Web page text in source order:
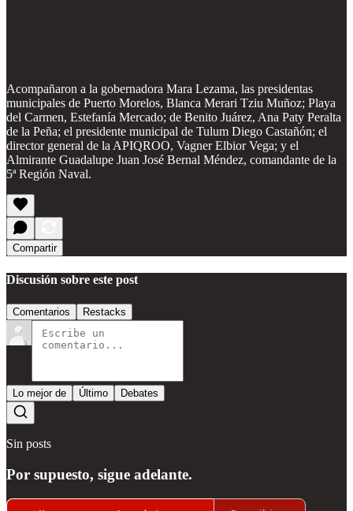
Acompañaron a la gobernadora Mara Lezama, las presidentas
municipales de Puerto Morelos, Blanca Merari Tziu Muñoz; Playa
del Carmen, Estefanía Mercado; de Benito Juárez, Ana Paty Peralta
de la Peña; el presidente municipal de Tulum Diego Castañón; el
director general de la APIQROO, Vagner Elbior Vega; y el
Almirante Guadalupe Juan José Bernal Méndez, comandante de la
5ª Región Naval.
Compartir
Discusión sobre este post
Comentarios Restacks
Lo mejor de Último Debates
Sin posts
Por supuesto, sigue adelante.